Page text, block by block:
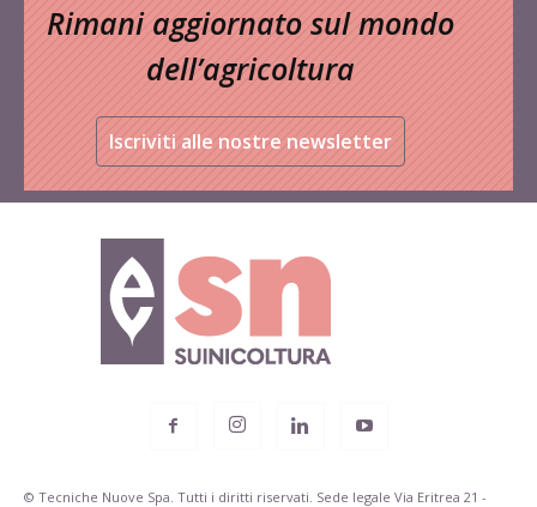
Rimani aggiornato sul mondo
dell’agricoltura
Iscriviti alle nostre newsletter
© Tecniche Nuove Spa. Tutti i diritti riservati. Sede legale Via Eritrea 21 -